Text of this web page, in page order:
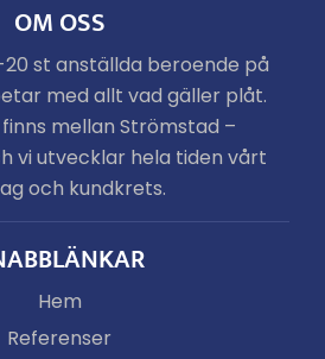
OM OSS
20 st anställda beroende på
med allt vad gäller plåt.
mellan Strömstad –
vi utvecklar hela tiden vårt
och kundkrets.
Hem
Referenser